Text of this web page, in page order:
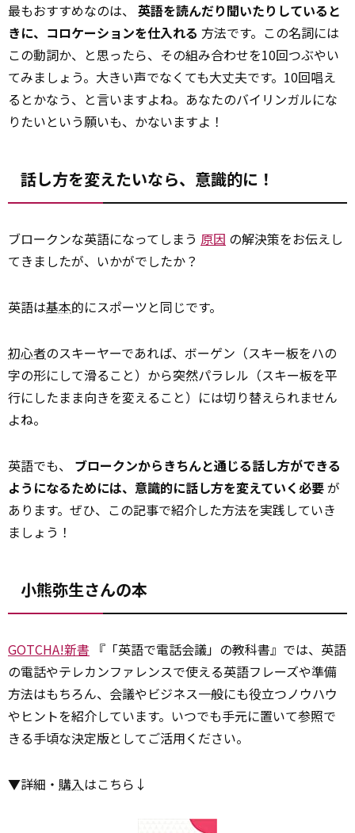
最もおすすめなのは、 英語を読んだり聞いたりしていると
きに、コロケーションを仕入れる 方法です。この名詞には
この動詞か、と思ったら、その組み合わせを10回つぶやい
てみましょう。大きい声でなくても大丈夫です。10回唱え
るとかなう、と言いますよね。あなたのバイリンガルにな
りたいという願いも、かないますよ！
話し方を変えたいなら、意識的に！
ブロークンな英語になってしまう 原因 の解決策をお伝えし
てきましたが、いかがでしたか？
英語は基本的にスポーツと同じです。
初心者のスキーヤーであれば、ボーゲン（スキー板をハの
字の形にして滑ること）から突然パラレル（スキー板を平
行にしたまま向きを変えること）には切り替えられません
よね。
英語でも、 ブロークンからきちんと通じる話し方ができる
ようになるためには、意識的に話し方を変えていく必要が
あります。ぜひ、この記事で紹介した方法を実践していき
ましょう！
小熊弥生さんの本
GOTCHA!新書 『「英語で電話会議」の教科書』では、英語
の電話やテレカンファレンスで使える英語フレーズや準備
方法はもちろん、会議やビジネス一般にも役立つノウハウ
やヒントを紹介しています。いつでも手元に置いて参照で
きる手頃な決定版としてご活用ください。
▼詳細・ 購入はこちら↓